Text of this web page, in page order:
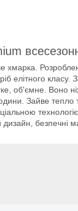
хмарка.
елітного класу.
об'ємне. Воно
Зайве тепло
безпечні